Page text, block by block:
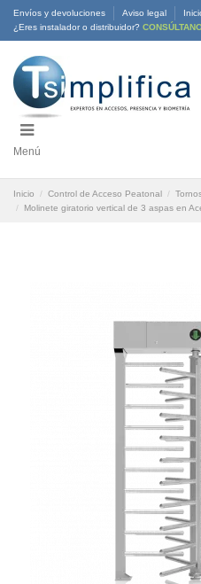
Envíos y devoluciones Aviso legal
¿Eres instalador o distribuidor?
Menú
Inicio Control de Acceso Peatonal
Molinete giratorio vertical de 3 aspas en